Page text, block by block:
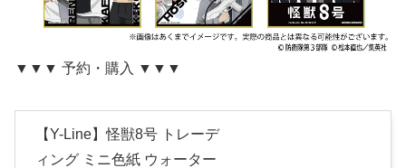
▼▼▼ 予約・購入 ▼▼▼
【Y-Line】怪獣8号 トレーデ
ィング ミニ色紙 ウォーター